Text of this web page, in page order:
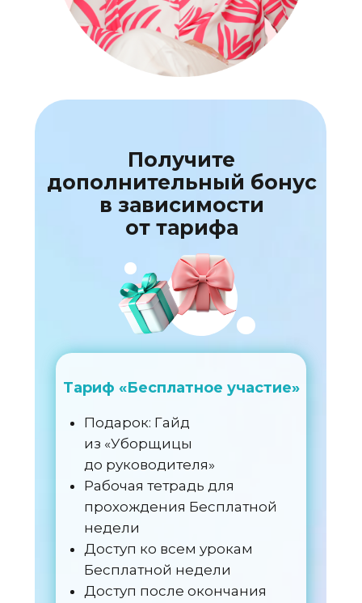
Получите
дополнительный бонус
в зависимости
от тарифа
Подарок: Гайд
из «Уборщицы
до руководителя»
Рабочая тетрадь для
прохождения Бесплатной
недели
Доступ ко всем урокам
Бесплатной недели
Доступ после окончания
Тариф «Бесплатное участие»